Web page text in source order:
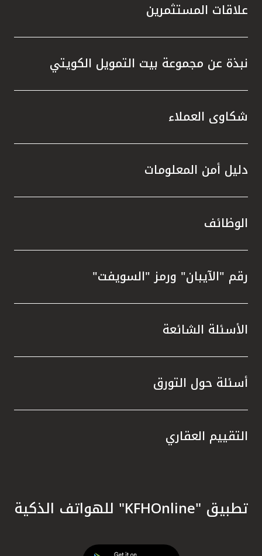
علاقات المستثمرين
نبذة عن مجموعة بيت التمويل الكويتي
شكاوى العملاء
دليل أمن المعلومات
الوظائف
رقم "الآيبان" ورمز "السويفت"
الأسئلة الشائعة
أسئلة حول التورق
التقييم العقاري
تطبيق "KFHOnline" للهواتف الذكية